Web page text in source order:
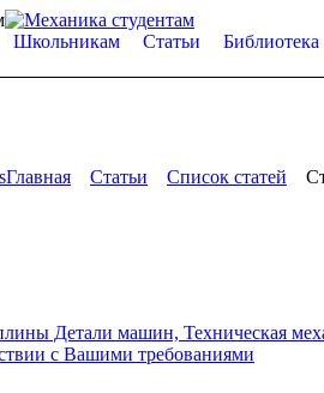
Школьникам Статьи Библиотека
Главная
Статьи Список статей
Детали машин, Техническая
с Вашими требованиями